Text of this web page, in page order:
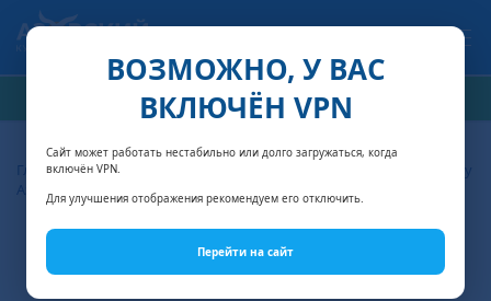
ВОЗМОЖНО, У ВАС
ВКЛЮЧЁН VPN
Сайт может работать нестабильно или долго загружаться, когда
включён VPN.
Для улучшения отображения рекомендуем его отключить.
Перейти на сайт
РАСЧЁТ СТОИМОСТИ
Главная АзовЛенд - отель для семейного отдыха на самом берегу
Азовского моря
Кафе
Кафе